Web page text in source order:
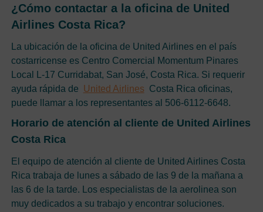
¿Cómo contactar a la oficina de United
Airlines Costa Rica?
La ubicación de la oficina de United Airlines en el país
costarricense es Centro Comercial Momentum Pinares
Local L-17 Curridabat, San José, Costa Rica. Si requerir
ayuda rápida de United Airlines Costa Rica oficinas,
puede llamar a los representantes al 506-6112-6648.
Horario de atención al cliente de United Airlines
Costa Rica
El equipo de atención al cliente de United Airlines Costa
Rica trabaja de lunes a sábado de las 9 de la mañana a
las 6 de la tarde. Los especialistas de la aerolinea son
muy dedicados a su trabajo y encontrar soluciones.